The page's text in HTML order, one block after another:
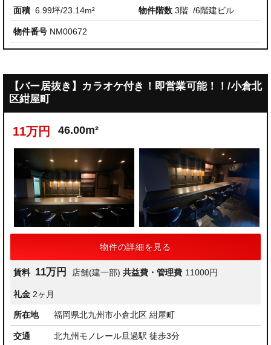
面積 6.99坪/23.14m² 物件階数 3階 /6階建ビル
物件番号 NM00672
【バー居抜き】カラオケ付き！即営業可能！！/小倉北
区紺屋町
11万円 46.00m²
物件の詳細を見る
賃料 11万円 店舗(建一部) 共益費・管理費 11000円
礼金 2ヶ月
所在地 福岡県北九州市小倉北区 紺屋町
交通 北九州モノレール旦過駅 徒歩3分